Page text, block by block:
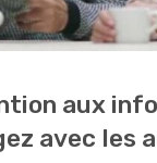
aux
avec les